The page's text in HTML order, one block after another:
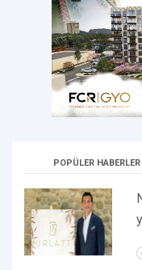
POPÜLER HABERLER